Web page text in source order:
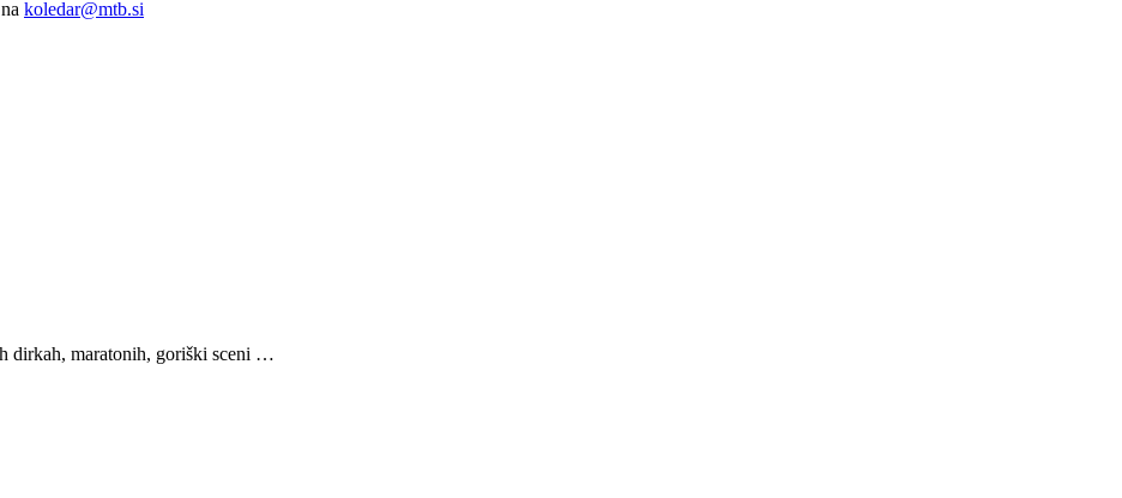
koledar@mtb.si
dirkah, maratonih, goriški sceni …